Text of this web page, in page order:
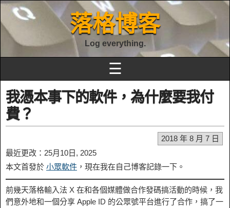
落格博客
Log everything.
☰
我憑本事下的軟件，為什麼要我付
費？
2018 年 8 月 7 日
最近更改：25月10日, 2025
本文首發於 小眾軟件 ，現在我在自己博客記錄一下。
前幾天落格輸入法 X 在和各個媒體做合作發碼搞活動的時候，我
們意外地和一個分享 Apple ID 的公眾號平台進行了合作，搞了一